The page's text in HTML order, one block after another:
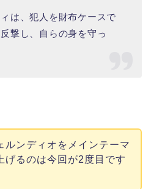
は、犯人を財布ケースで
撃し、自らの身を守っ
ルンディオをメインテーマ
げるのは今回が2度目です